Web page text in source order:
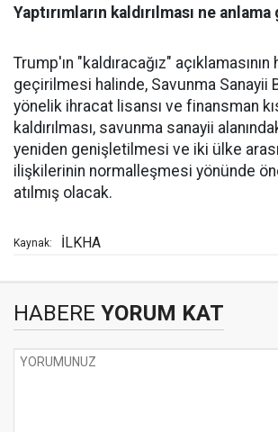
Yaptırımların kaldırılması ne
Trump'ın "kaldıracağız" açıklamasının
geçirilmesi halinde, Savunma Sanayii
yönelik ihracat lisansı ve finansman
kaldırılması, savunma sanayii
yeniden genişletilmesi ve iki ülke
ilişkilerinin normalleşmesi yönünde
atılmış olacak.
Kaynak: İLKHA
HABERE YORUM KAT